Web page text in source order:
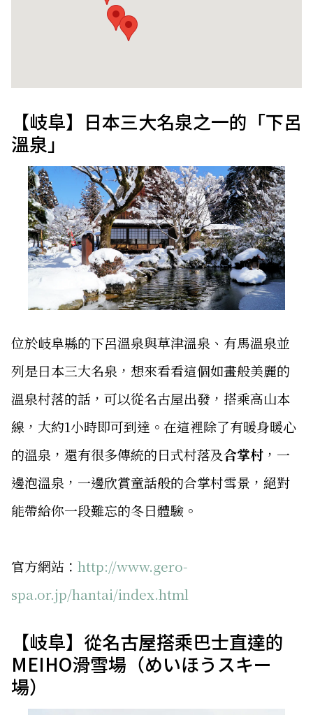
【岐阜】日本三大名泉之一的「下呂
溫泉」
位於岐阜縣的下呂溫泉與草津溫泉、有馬溫泉並
列是日本三大名泉，想來看看這個如畫般美麗的
溫泉村落的話，可以從名古屋出發，搭乘高山本
線，大約1小時即可到達。在這裡除了有暖身暖心
的溫泉，還有很多傳統的日式村落及合掌村 ，一
邊泡溫泉，一邊欣賞童話般的合掌村雪景，絕對
能帶給你一段難忘的冬日體驗。
官方網站： http://www.gero-
spa.or.jp/hantai/index.html
【岐阜】從名古屋搭乘巴士直達的
MEIHO滑雪場（めいほうスキー
場）